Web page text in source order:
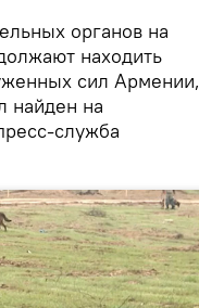
органов на
находить
сил Армении,
найден на
служба